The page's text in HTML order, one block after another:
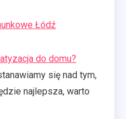
Łódź
do domu?
się nad tym,
najlepsza, warto